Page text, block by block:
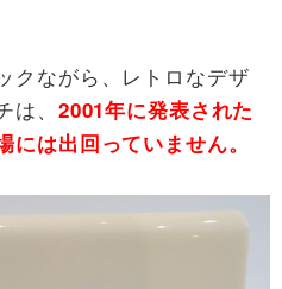
クながら、レトロなデザ
、 2001年に発表された
には出回っていません。